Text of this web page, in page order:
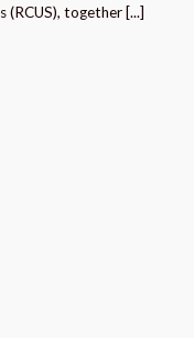
together [...]